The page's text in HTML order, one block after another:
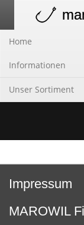
navigation
Home
Informationen
Unser Sortiment
Impressum
MAROWIL